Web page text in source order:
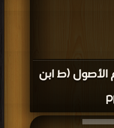
(ط ابن